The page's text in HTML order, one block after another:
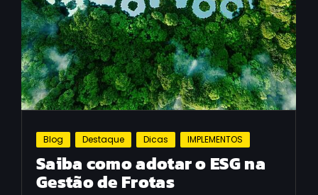
Blog Destaque Dicas IMPLEMENTOS
Saiba como adotar o ESG na
Gestão de Frotas